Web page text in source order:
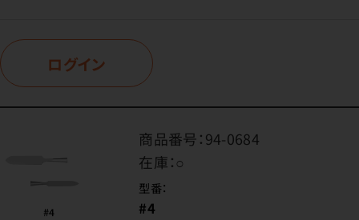
ログイン
商品番号：94-0684
在庫：○
型番：
#4